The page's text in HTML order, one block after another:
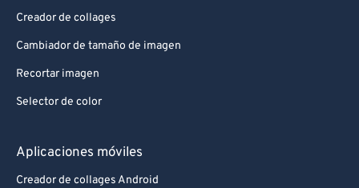
Creador de collages
Cambiador de tamaño de imagen
Recortar imagen
Selector de color
Aplicaciones móviles
Creador de collages Android